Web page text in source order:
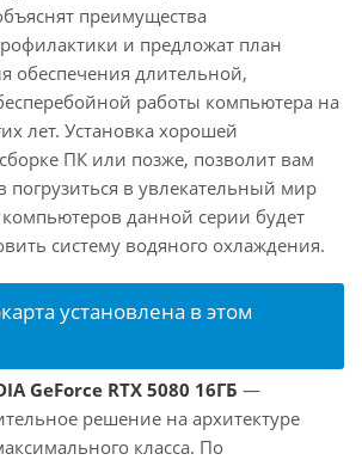
преимущества
и предложат план
обеспечения длительной,
работы компьютера на
лет. Установка хорошей
ПК или позже, позволит вам
погрузиться в увлекательный мир
данной серии будет
систему водяного охлаждения.
установлена в этом
GeForce RTX 5080 16ГБ —
решение на архитектуре
класса. По